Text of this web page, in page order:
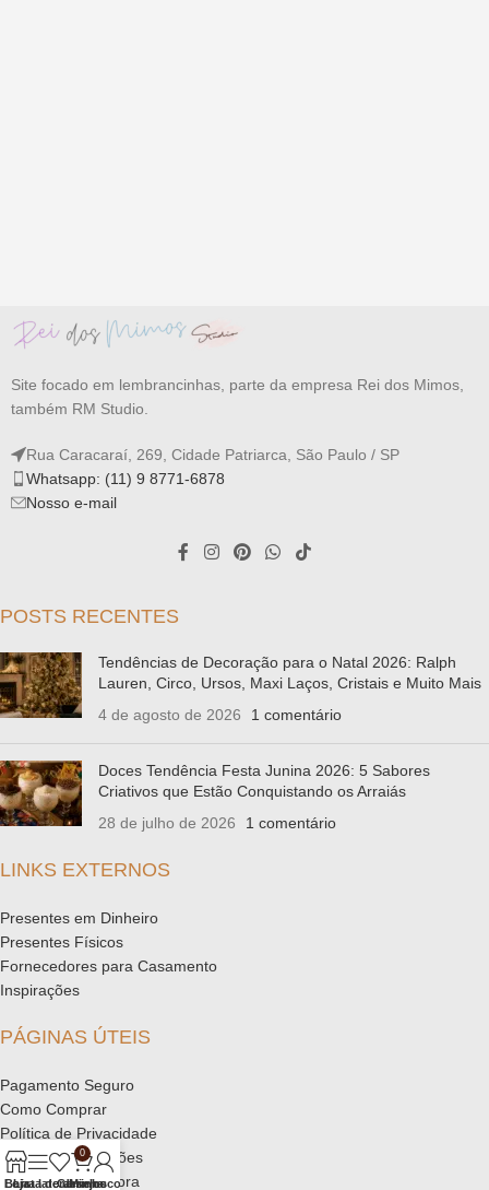
Site focado em lembrancinhas, parte da empresa Rei dos Mimos,
também RM Studio.
Rua Caracaraí, 269, Cidade Patriarca, São Paulo / SP
Whatsapp: (11) 9 8771-6878
Nosso e-mail
POSTS RECENTES
Tendências de Decoração para o Natal 2026: Ralph
Lauren, Circo, Ursos, Maxi Laços, Cristais e Muito Mais
4 de agosto de 2026
1 comentário
Doces Tendência Festa Junina 2026: 5 Sabores
Criativos que Estão Conquistando os Arraiás
28 de julho de 2026
1 comentário
LINKS EXTERNOS
Presentes em Dinheiro
Presentes Físicos
Fornecedores para Casamento
Inspirações
PÁGINAS ÚTEIS
Pagamento Seguro
Como Comprar
Política de Privacidade
Trocas e devoluções
Políticas de Compra
Loja
Barra lateral
Lista de desejos
0
Carrinho
Minha conta